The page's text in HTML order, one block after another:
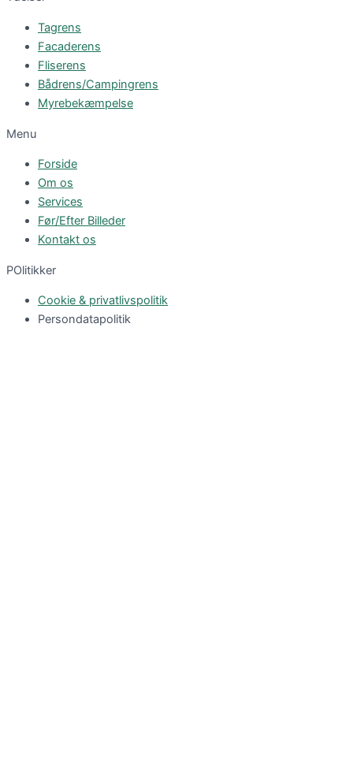
Tagrens
Facaderens
Fliserens
Bådrens/Campingrens
Myrebekæmpelse
Menu
Forside
Om os
Services
Før/Efter Billeder
Kontakt os
POlitikker
Cookie & privatlivspolitik
Persondatapolitik